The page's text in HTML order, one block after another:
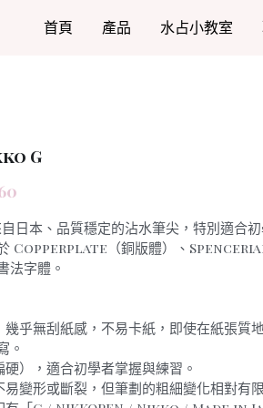
首頁 產品 水占小教室
G
日本、品質穩定的沾水筆尖，特別適合
Copperplate（銅版體）、
法字體。
幾乎無刮紙感，不易卡紙，即使在紙張質
。
），適合初學者掌握與練習。
易變形或斷裂，但筆劃的粗細變化相對有